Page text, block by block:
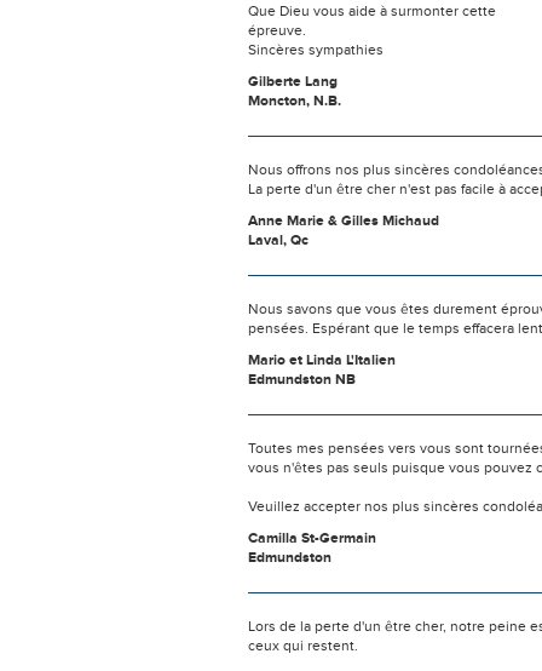
Que Dieu vous aide à surmonter cette
épreuve.
Sincères sympathies
Gilberte Lang
Moncton, N.B.
Nous offrons nos plus sincères
La perte d'un être cher n'est pas facile à
Anne Marie & Gilles Michaud
Laval, Qc
Nous savons que vous êtes durement
pensées. Espérant que le temps effacera
Mario et Linda L'Italien
Edmundston NB
Toutes mes pensées vers vous sont
vous n'êtes pas seuls puisque vous pouvez
Veuillez accepter nos plus sincères
Camilla St-Germain
Edmundston
Lors de la perte d'un être cher, notre peine
ceux qui restent.